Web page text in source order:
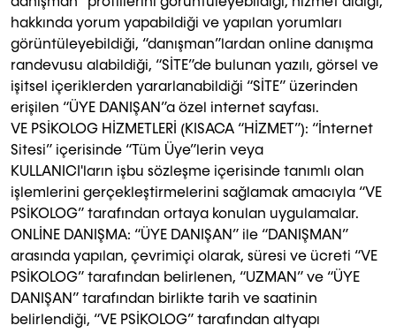
hakkında yorum yapabildiği ve yapılan yorumları
görüntüleyebildiği, “danışman”lardan online danışma
randevusu alabildiği, “SİTE”de bulunan yazılı, görsel ve
işitsel içeriklerden yararlanabildiği “SİTE” üzerinden
erişilen “ÜYE DANIŞAN”a özel internet sayfası.
VE PSİKOLOG HİZMETLERİ (KISACA “HİZMET”): “İnternet
Sitesi” içerisinde “Tüm Üye”lerin veya
KULLANICI'ların işbu sözleşme içerisinde tanımlı olan
işlemlerini gerçekleştirmelerini sağlamak amacıyla “VE
PSİKOLOG” tarafından ortaya konulan uygulamalar.
ONLİNE DANIŞMA: “ÜYE DANIŞAN” ile “DANIŞMAN”
arasında yapılan, çevrimiçi olarak, süresi ve ücreti “VE
PSİKOLOG” tarafından belirlenen, “UZMAN” ve “ÜYE
DANIŞAN” tarafından birlikte tarih ve saatinin
belirlendiği, “VE PSİKOLOG” tarafından altyapı